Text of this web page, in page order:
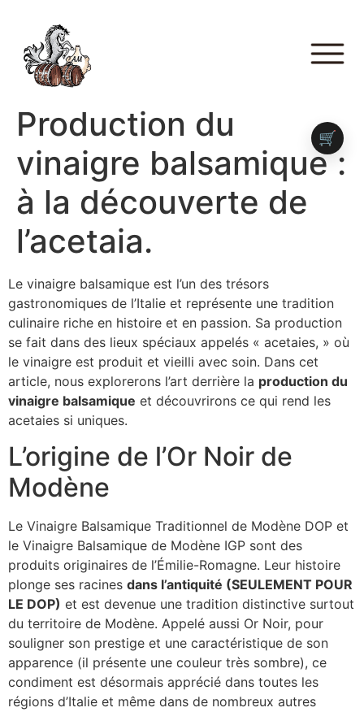
Production du
vinaigre balsamique :
à la découverte de
l’acetaia.
Le vinaigre balsamique est l’un des trésors
gastronomiques de l’Italie et représente une tradition
culinaire riche en histoire et en passion. Sa production
se fait dans des lieux spéciaux appelés « acetaies, » où
le vinaigre est produit et vieilli avec soin. Dans cet
article, nous explorerons l’art derrière la production du
vinaigre balsamique et découvrirons ce qui rend les
acetaies si uniques.
L’origine de l’Or Noir de
Modène
Le Vinaigre Balsamique Traditionnel de Modène DOP et
le Vinaigre Balsamique de Modène IGP sont des
produits originaires de l’Émilie-Romagne. Leur histoire
plonge ses racines dans l’antiquité (SEULEMENT POUR
LE DOP) et est devenue une tradition distinctive surtout
du territoire de Modène. Appelé aussi Or Noir, pour
souligner son prestige et une caractéristique de son
apparence (il présente une couleur très sombre), ce
condiment est désormais apprécié dans toutes les
régions d’Italie et même dans de nombreux autres
🛒